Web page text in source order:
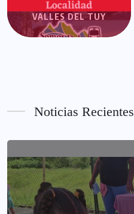
VALLES DEL TUY
Noticias Recientes